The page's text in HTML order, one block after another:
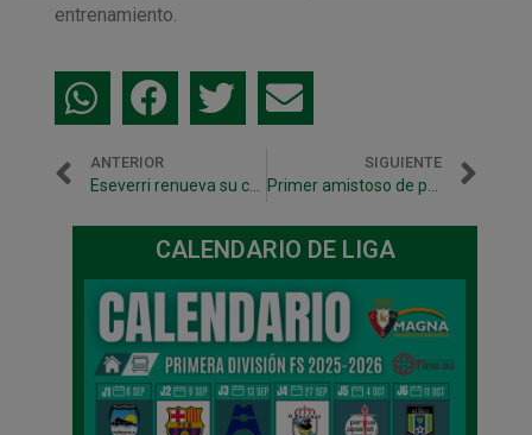
entrenamiento.
ANTERIOR
Eseverri renueva su contrato y comenzará su 22ª temporada!
SIGUIENTE
CALENDARIO DE LIGA